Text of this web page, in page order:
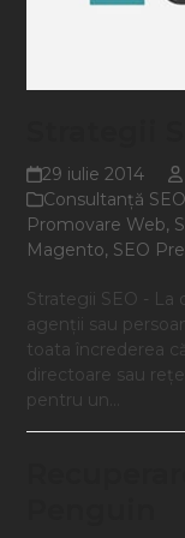
29 iulie 2014
Consultanţă SEO
Promovare Web,
Magento, SEO
Strategii SEO - La
agenţii sau
toata încrederea
directoare sau
pentru un…